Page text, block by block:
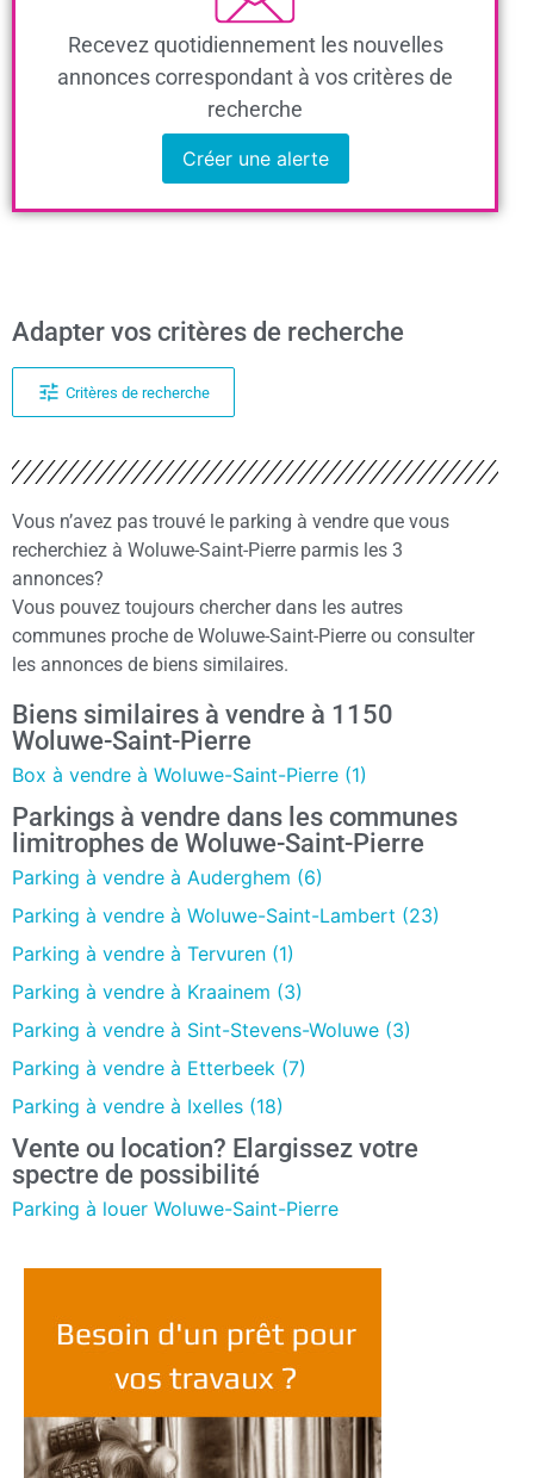
Recevez quotidiennement les nouvelles
annonces correspondant à vos critères de
recherche
Créer une alerte
Adapter vos critères de recherche
Critères de recherche
Vous n’avez pas trouvé le parking à vendre que vous
recherchiez à Woluwe-Saint-Pierre parmis les 3
annonces?
Vous pouvez toujours chercher dans les autres
communes proche de Woluwe-Saint-Pierre ou consulter
les annonces de biens similaires.
Biens similaires à vendre à 1150
Woluwe-Saint-Pierre
Box à vendre à Woluwe-Saint-Pierre (1)
Parkings à vendre dans les communes
limitrophes de Woluwe-Saint-Pierre
Parking à vendre à Auderghem (6)
Parking à vendre à Woluwe-Saint-Lambert (23)
Parking à vendre à Tervuren (1)
Parking à vendre à Kraainem (3)
Parking à vendre à Sint-Stevens-Woluwe (3)
Parking à vendre à Etterbeek (7)
Parking à vendre à Ixelles (18)
Vente ou location? Elargissez votre
spectre de possibilité
Parking à louer Woluwe-Saint-Pierre